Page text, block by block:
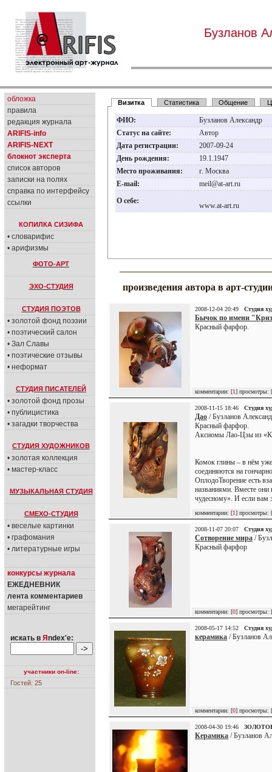
Бузланов
обложка
правила
редакция журнала
ARIFIS-info
ARIFIS-NEXT
блокнот эксперта
список авторов
записки на полях
справка по интерфейсу
ссылки
КОПИЛКА СИЗИФА
• словарифис
• арифизмы
ФОТО-АРТ
ЭХО-СТУДИЯ
СТУДИЯ ПОЭТОВ
• золотой фонд поэзии
• поэтический салон
• Зал Славы
• поэтические отзывы
• неформат
СТУДИЯ ПИСАТЕЛЕЙ
• золотой фонд прозы
• публицистика
• загадки творчества
СТУДИЯ ХУДОЖНИКОВ
• золотая коллекция
• мастер-класс
МУЗЫКАЛЬНАЯ СТУДИЯ
СМЕХО-СТУДИЯ
• веселые картинки
• графомания
• литературные игры
конкурсы журнала
ЕЖЕДНЕВНИК
лента комментариев
мегарейтинг
искать в Я ndex'е:
участники on-line:
Гостей: 25
Визитка Статистика Общение
ФИО:
Бузланов Александр
Статус на сайте:
Автор
Дата регистрации:
2007-09-24
День рождения:
19.1.1947
Место проживания:
г. Москва
E-mail:
meil@at-art.ru
О себе:
www.at-art.ru
произведения автора в арт-
2008-12-04 20:49 Студия
Бычок по имени
Красный фарфор.
комментарии: [1] просмотры: [
2008-11-15 18:46 Студия
Дао / Бузланов
Красный фарфор.
Аксиомы Лао-Цзы из
Комок глины – в нём
соединяются на
ОплодоТворение есть
названиями. Вместе
чудесному». И если вам
комментарии: [1] просмотры: [
2008-11-07 20:07 Студия
Сотворение мира /
Красный фарфор
комментарии: [0] просмотры: [
2008-05-17 14:52 Студия
керамика / Бузланов
комментарии: [0] просмотры: [
2008-04-30 19:46
Керамика / Бузланов